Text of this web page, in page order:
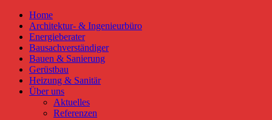
Home
Architektur- & Ingenieurbüro
Energieberater
Bausachverständiger
Bauen & Sanierung
Gerüstbau
Heizung & Sanitär
Über uns
Aktuelles
Referenzen